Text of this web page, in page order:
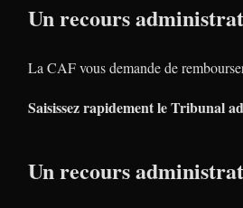
Un recours
La CAF vous demande de
Saisissez rapidement le Tribunal
Un recours